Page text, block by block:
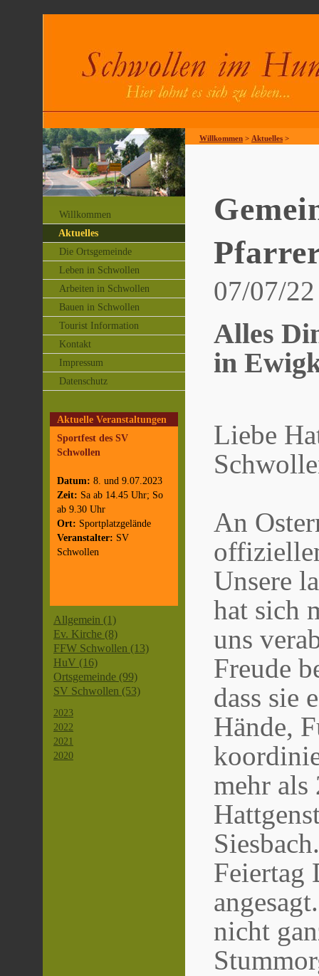
Willkommen
Aktuelles
Die Ortsgemeinde
Leben in Schwollen
Arbeiten in Schwollen
Bauen in Schwollen
Tourist Information
Kontakt
Impressum
Datenschutz
Aktuelle Veranstaltungen
Sportfest des SV
Schwollen
Datum: 8. und 9.07.2023
Zeit: Sa ab 14.45 Uhr; So
ab 9.30 Uhr
Ort: Sportplatzgelände
Veranstalter: SV
Schwollen
Allgemein (1)
Ev. Kirche (8)
FFW Schwollen (13)
HuV (16)
Ortsgemeinde (99)
SV Schwollen (53)
2023
2022
2021
2020
Willkommen > Aktuelles >
07/07/
Alles
in
Liebe
An
Unsere
hat sich
uns
Freude
dass sie
Hände,
mehr als
Feiertag
nicht